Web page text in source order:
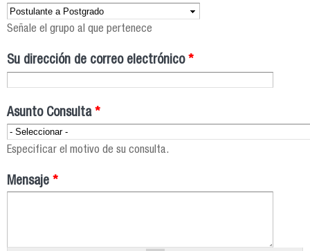
Señale el grupo al que pertenece
Su dirección de correo electrónico *
Asunto Consulta *
Especificar el motivo de su consulta.
Mensaje *